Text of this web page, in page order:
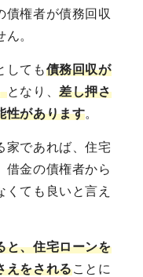
債権者が債務回収
。
しても債務回収が
となり、差し押さ
性があります。
家であれば、住宅
借金の債権者から
ても良いと言え
と、住宅ローンを
えをされることに